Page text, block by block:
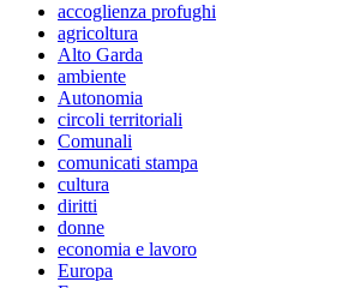
accoglienza profughi
agricoltura
Alto Garda
ambiente
Autonomia
circoli territoriali
Comunali
comunicati stampa
cultura
diritti
donne
economia e lavoro
Europa